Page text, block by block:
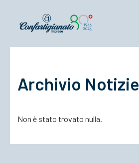
Confartigianato
Il Sistema
Archivio Notizie
Non è stato trovato nulla.